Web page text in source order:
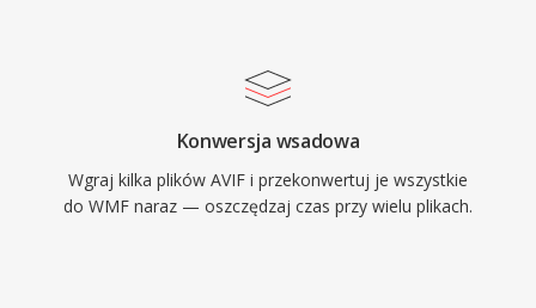
Konwersja wsadowa
Wgraj kilka plików AVIF i przekonwertuj je wszystkie
do WMF naraz — oszczędzaj czas przy wielu plikach.